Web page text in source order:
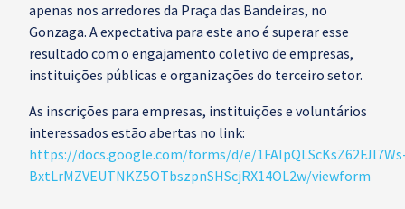
apenas nos arredores da Praça das Bandeiras, no
Gonzaga. A expectativa para este ano é superar esse
resultado com o engajamento coletivo de empresas,
instituições públicas e organizações do terceiro setor.
As inscrições para empresas, instituições e voluntários
interessados estão abertas no link:
https://docs.google.com/forms/d/e/
BxtLrMZVEUTNKZ5OTbszpnSHScjRX14OL2w/viewform